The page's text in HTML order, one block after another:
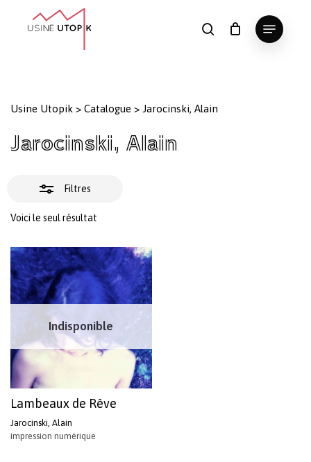
search
Menu
Panier Fermer
le
Usine Utopik > Catalogue > Jarocinski, Alain
Jarocinski, Alain
Filtres
Voici le seul résultat
Fermer
les
Indisponible
Lambeaux de Rêve
Jarocinski, Alain
impression numérique
Close